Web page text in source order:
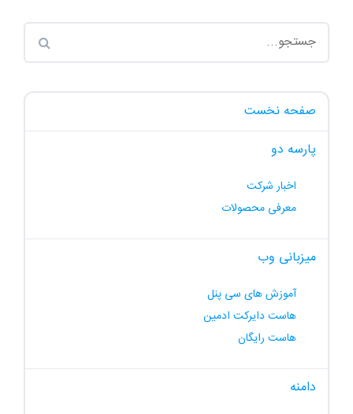
صفحه نخست
پارسه دو
اخبار شرکت
معرفی محصولات
میزبانی وب
آموزش های سی پنل
هاست دایرکت ادمین
هاست رایگان
دامنه